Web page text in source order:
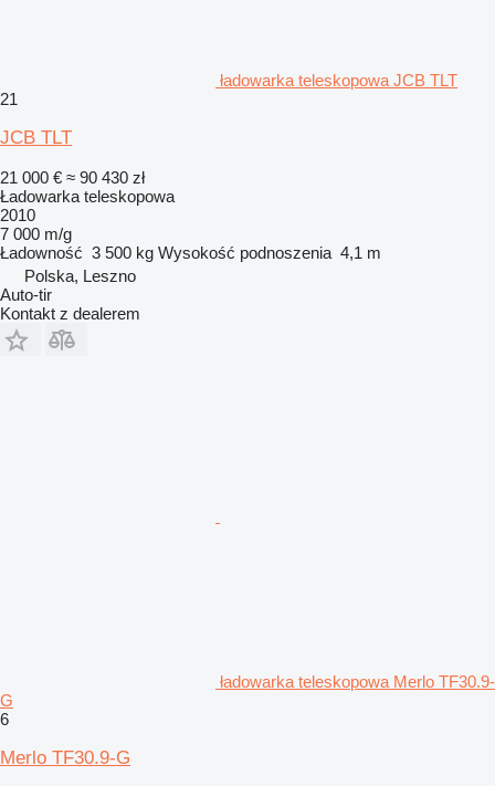
ładowarka teleskopowa JCB TLT
21
JCB TLT
21 000 € ≈ 90 430 zł
Ładowarka teleskopowa
2010
7 000 m/g
Ładowność 3 500 kg Wysokość podnoszenia 4,1 m
Polska, Leszno
Auto-tir
Kontakt z dealerem
ładowarka teleskopowa Merlo TF30.9-
G
6
Merlo TF30.9-G